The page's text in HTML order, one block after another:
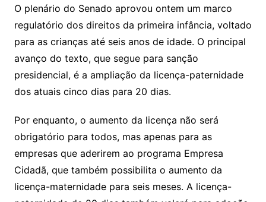
O plenário do Senado aprovou ontem um marco
regulatório dos direitos da primeira infância, voltado
para as crianças até seis anos de idade. O principal
avanço do texto, que segue para sanção
presidencial, é a ampliação da licença-paternidade
dos atuais cinco dias para 20 dias.
Por enquanto, o aumento da licença não será
obrigatório para todos, mas apenas para as
empresas que aderirem ao programa Empresa
Cidadã, que também possibilita o aumento da
licença-maternidade para seis meses. A licença-